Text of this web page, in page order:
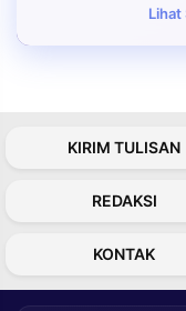
Lihat
KIRIM TULISAN
REDAKSI
KONTAK